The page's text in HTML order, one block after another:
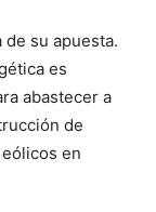
su apuesta.
es
abastecer a
de
en